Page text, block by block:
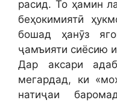
расид. То ҳамин
беҳокимиятӣ
бошад ҳанӯз
ҷамъияти сиёсию
Дар аксари
мегардад, ки
натиҷаи